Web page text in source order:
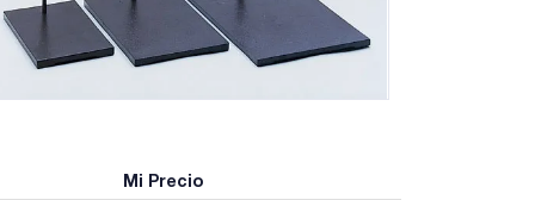
Mi Precio